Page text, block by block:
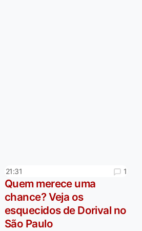
21:31 1
Quem merece uma
chance? Veja os
esquecidos de Dorival no
São Paulo